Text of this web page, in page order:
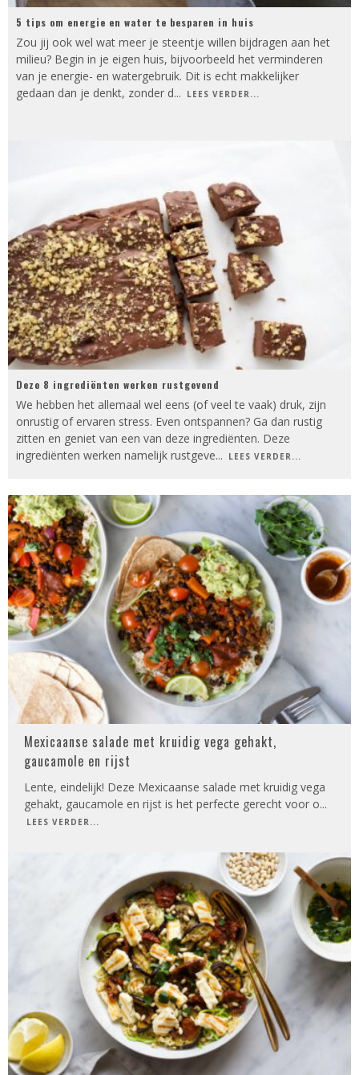
5 tips om energie en water te besparen in huis
Zou jij ook wel wat meer je steentje willen bijdragen aan het
milieu? Begin in je eigen huis, bijvoorbeeld het verminderen
van je energie- en watergebruik. Dit is echt makkelijker
gedaan dan je denkt, zonder d... LEES VERDER...
Deze 8 ingrediënten werken rustgevend
We hebben het allemaal wel eens (of veel te vaak) druk, zijn
onrustig of ervaren stress. Even ontspannen? Ga dan rustig
zitten en geniet van een van deze ingrediënten. Deze
ingrediënten werken namelijk rustgeve... LEES VERDER...
Mexicaanse salade met kruidig vega gehakt,
gaucamole en rijst
Lente, eindelijk! Deze Mexicaanse salade met kruidig vega
gehakt, gaucamole en rijst is het perfecte gerecht voor o...
LEES VERDER...